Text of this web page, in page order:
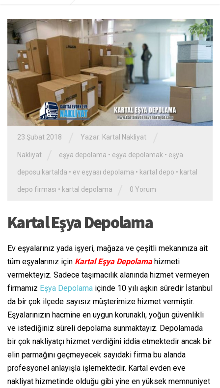
23 Şubat 2018 Yazar: Kartal Nakliyat
Nakliyat eşya depolama • eşya depolamak • eşya
deposu kartalda • ev eşyası depolama • kartal depo • kartal
depo firması • kartal depolama 0 Yorum
Kartal Eşya Depolama
Ev eşyalarınız yada işyeri, mağaza ve çeşitli mekanınıza ait
tüm eşyalarınız için Kartal Eşya Depolamahizmeti
vermekteyiz. Sadece taşımacılık alanında hizmet vermeyen
firmamız Eşya Depolama içinde 10 yılı aşkın süredir İstanbul
da bir çok ilçede sayısız müşterimize hizmet vermiştir.
Eşyalarınızın hacmine en uygun korunaklı, yoğun güvenlikli
ve istediğiniz süreli depolama sunmaktayız. Depolamada
bir çok nakliyatçı hizmet verdiğini iddia etmektedir ancak bir
elin parmağını geçmeyecek sayıdaki firma bu alanda
profesyonel anlayışla işlemektedir. Kartal evden eve
nakliyat hizmetinde olduğu gibi yine en yüksek memnuniyet